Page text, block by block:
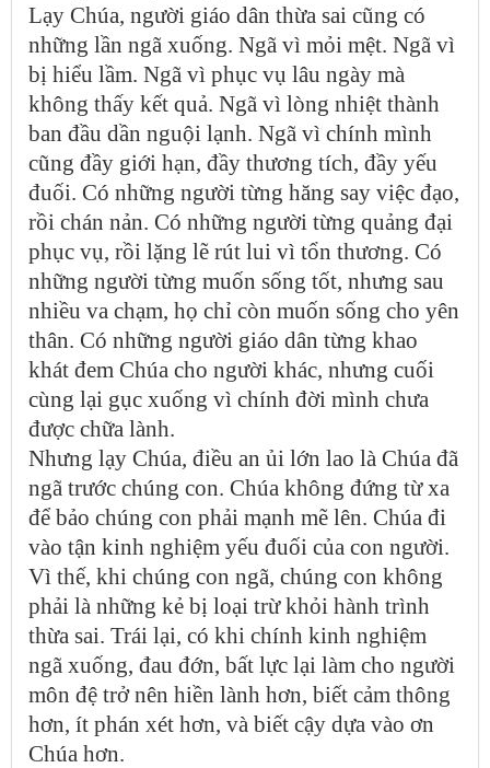
Lạy Chúa, người giáo dân thừa sai cũng có
những lần ngã xuống. Ngã vì mỏi mệt. Ngã vì
bị hiểu lầm. Ngã vì phục vụ lâu ngày mà
không thấy kết quả. Ngã vì lòng nhiệt thành
ban đầu dần nguội lạnh. Ngã vì chính mình
cũng đầy giới hạn, đầy thương tích, đầy yếu
đuối. Có những người từng hăng say việc đạo,
rồi chán nản. Có những người từng quảng đại
phục vụ, rồi lặng lẽ rút lui vì tổn thương. Có
những người từng muốn sống tốt, nhưng sau
nhiều va chạm, họ chỉ còn muốn sống cho yên
thân. Có những người giáo dân từng khao
khát đem Chúa cho người khác, nhưng cuối
cùng lại gục xuống vì chính đời mình chưa
được chữa lành.
Nhưng lạy Chúa, điều an ủi lớn lao là Chúa đã
ngã trước chúng con. Chúa không đứng từ xa
để bảo chúng con phải mạnh mẽ lên. Chúa đi
vào tận kinh nghiệm yếu đuối của con người.
Vì thế, khi chúng con ngã, chúng con không
phải là những kẻ bị loại trừ khỏi hành trình
thừa sai. Trái lại, có khi chính kinh nghiệm
ngã xuống, đau đớn, bất lực lại làm cho người
môn đệ trở nên hiền lành hơn, biết cảm thông
hơn, ít phán xét hơn, và biết cậy dựa vào ơn
Chúa hơn.